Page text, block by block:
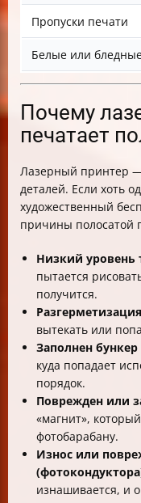
Пропуски печати
Белые или
Почему
печатает
Лазерный принтер
деталей. Если хоть
художественный
причины полосатой
Низкий уровень
пытается
получится.
вытекать или
Заполнен
куда попадает
порядок.
Поврежден или
«магнит»,
фотобарабану.
Износ или
изнашивается, и